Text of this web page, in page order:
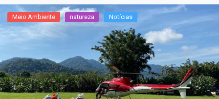
Meio Ambiente natureza Notícias